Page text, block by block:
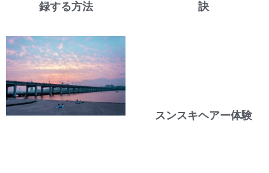
録する方法
訣
スンスキヘアー体験